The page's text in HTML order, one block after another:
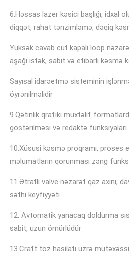
6.Həssas lazer kəsici başlığı, idxal
diqqət, rahat tənzimləmə, dəqiq
Yüksək cavab cüt kapalı loop
aşağı istək, sabit və etibarlı kəsmə
Sayısal idarəetmə sisteminin
öyrənilməlidir
9.Qətinlik qrafiki müxtəlif
göstərilməsi və redaktə funksiyaları
10.Xüsusi kəsmə proqramı, proses
məlumatların qorunması zəng
11.Ətraflı valve nəzarət qaz axını,
səthi keyfiyyəti
12. Avtomatik yanacaq doldurma
sabit, uzun ömürlüdür
13.Craft toz hasilatı üzrə